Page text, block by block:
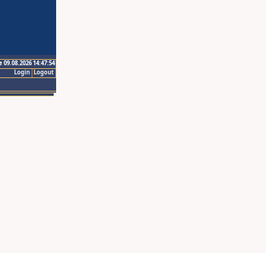
14:47:54
Logout
Login